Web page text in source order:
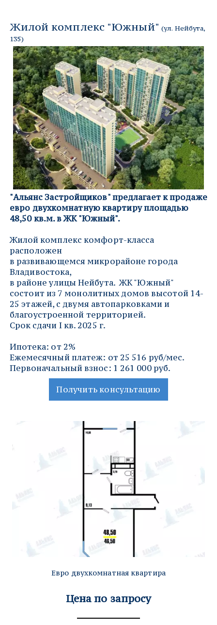
Жилой комплекс "Южный" (ул. Нейбута,
135)
"Альянс Застройщиков" предлагает к продаже
евро двухкомнатную квартиру площадью
48,50 кв.м. в ЖК "Южный".
Жилой комплекс комфорт-класса
расположен
в развивающемся микрорайоне города
Владивостока,
в районе улицы Нейбута.  ЖК "Южный"
состоит из 7 монолитных домов высотой 14-
25 этажей, с двумя автопарковками и
благоустроенной территорией.
Срок сдачи I кв. 2025 г.
Ипотека: от 2%
Ежемесячный платеж: от 25 516 руб/мес.
Первоначальный взнос: 1 261 000 руб.
Получить консультацию
Евро двухкомнатная квартира
Цена по запросу